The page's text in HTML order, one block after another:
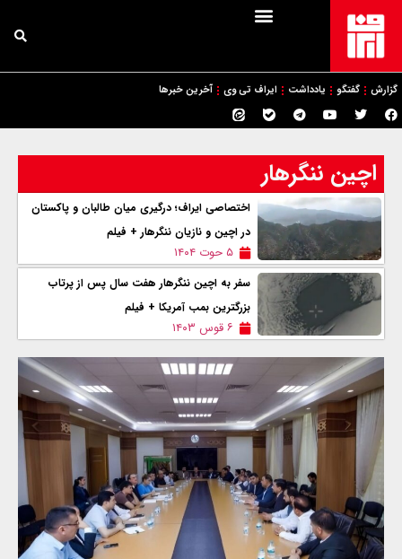
گزارش گفتگو یادداشت ایراف تی وی آخرین خبرها
اچین ننگرهار
اختصاصی ایراف؛ درگیری میان طالبان و پاکستان
در اچین و نازیان ننگرهار + فیلم
۵ حوت ۱۴۰۴
سفر به اچین ننگرهار هفت سال پس از پرتاب
بزرگترین بمب آمریکا + فیلم
۶ قوس ۱۴۰۳